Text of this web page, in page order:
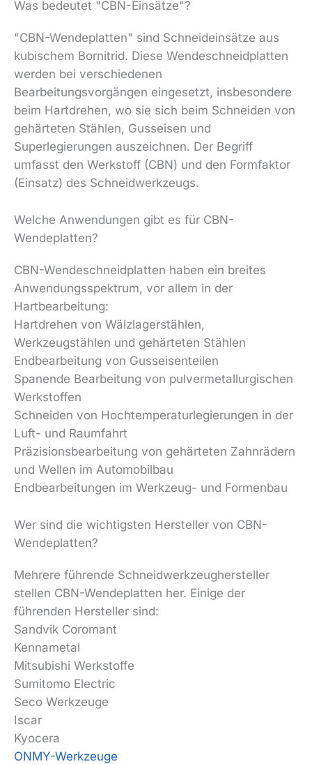
Was bedeutet "CBN-Einsätze"?
"CBN-Wendeplatten" sind Schneideinsätze aus
kubischem Bornitrid. Diese Wendeschneidplatten
werden bei verschiedenen
Bearbeitungsvorgängen eingesetzt, insbesondere
beim Hartdrehen, wo sie sich beim Schneiden von
gehärteten Stählen, Gusseisen und
Superlegierungen auszeichnen. Der Begriff
umfasst den Werkstoff (CBN) und den Formfaktor
(Einsatz) des Schneidwerkzeugs.
Welche Anwendungen gibt es für CBN-
Wendeplatten?
CBN-Wendeschneidplatten haben ein breites
Anwendungsspektrum, vor allem in der
Hartbearbeitung:
Hartdrehen von Wälzlagerstählen,
Werkzeugstählen und gehärteten Stählen
Endbearbeitung von Gusseisenteilen
Spanende Bearbeitung von pulvermetallurgischen
Werkstoffen
Schneiden von Hochtemperaturlegierungen in der
Luft- und Raumfahrt
Präzisionsbearbeitung von gehärteten Zahnrädern
und Wellen im Automobilbau
Endbearbeitungen im Werkzeug- und Formenbau
Wer sind die wichtigsten Hersteller von CBN-
Wendeplatten?
Mehrere führende Schneidwerkzeughersteller
stellen CBN-Wendeplatten her. Einige der
führenden Hersteller sind:
Sandvik Coromant
Kennametal
Mitsubishi Werkstoffe
Sumitomo Electric
Seco Werkzeuge
Iscar
Kyocera
ONMY-Werkzeuge